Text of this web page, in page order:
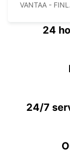
VANTAA -
24
24/7